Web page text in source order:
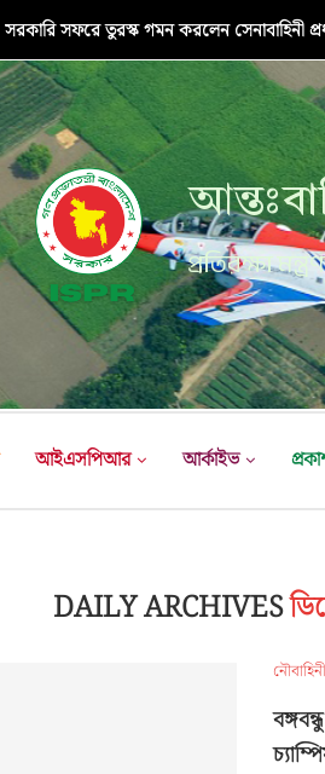
সরকারি সফরে তুরস্ক গমন করলেন সেনাবাহিনী
প্রতিরক্ষা
আইএসপিআর আর্কাইভ
DAILY ARCHIVES
নৌবাহিনী